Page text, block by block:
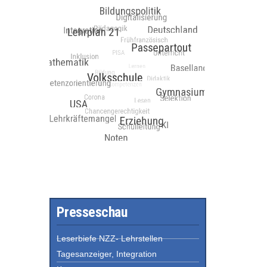
Presseschau
Leserbiefe NZZ- Lehrstellen
Tagesanzeiger, Integration